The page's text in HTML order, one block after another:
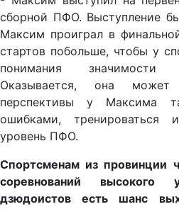
сборной ПФО. Выступление
Максим проиграл в
стартов побольше, чтобы у
понимания значимости
Оказывается, она
перспективы у Максима
ошибками,
уровень ПФО.
Спортсменам из провинции
соревнований
дзюдоистов есть шанс